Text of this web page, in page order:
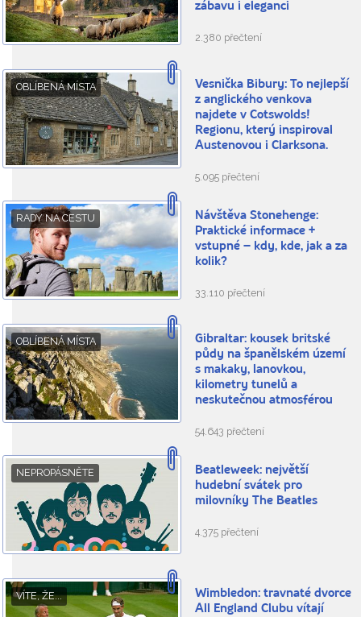
zábavu i eleganci
2.380 přečtení
OBLÍBENÁ MÍSTA
Vesnička Bibury: To nejlepší
z anglického venkova
najdete v Cotswolds!
Regionu, který inspiroval
Austenovou i Clarksona.
5.095 přečtení
RADY NA CESTU
Návštěva Stonehenge:
Praktické informace +
vstupné – kdy, kde, jak a za
kolik?
33.110 přečtení
OBLÍBENÁ MÍSTA
Gibraltar: kousek britské
půdy na španělském území
s makaky, lanovkou,
kilometry tunelů a
neskutečnou atmosférou
54.643 přečtení
NEPROPÁSNĚTE
Beatleweek: největší
hudební svátek pro
milovníky The Beatles
4.375 přečtení
VÍTE, ŽE...
Wimbledon: travnaté dvorce
All England Clubu vítají